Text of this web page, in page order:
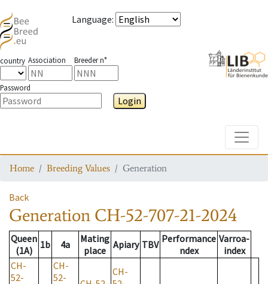
Language:
country Association Breeder n°
Password
Login
Home Breeding Values Generation
Back
Generation CH-52-707-21-2024
Queen
(1A)
1b 4a
Mating
place Apiary TBV Performance
ndex
Varroa-
index
CH-
52-
CH-
52-
CH-